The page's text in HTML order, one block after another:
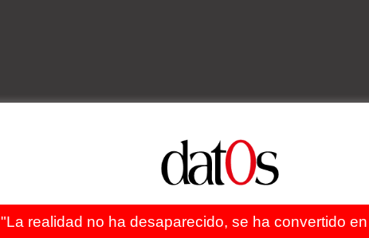
"La realidad no ha desaparecido, se ha convertido